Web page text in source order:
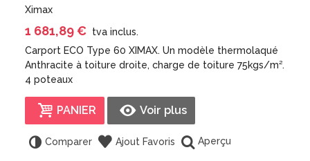
Ximax
1 681,89 € tva inclus.
Carport ECO Type 60 XIMAX. Un modèle thermolaqué
Anthracite à toiture droite, charge de toiture 75kgs/m².
4 poteaux
PANIER Voir plus
Comparer Ajout Favoris Aperçu